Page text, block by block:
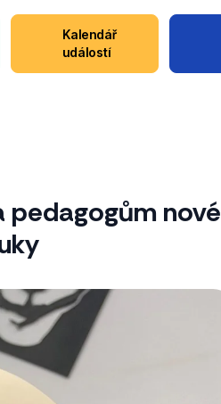
Kalendář
událostí
pedagogům nové